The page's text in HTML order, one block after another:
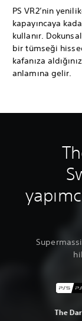
PS VR2’nin
kapayıncaya
kullanır.
bir tümseği
kafanıza
anlamına gelir.
The